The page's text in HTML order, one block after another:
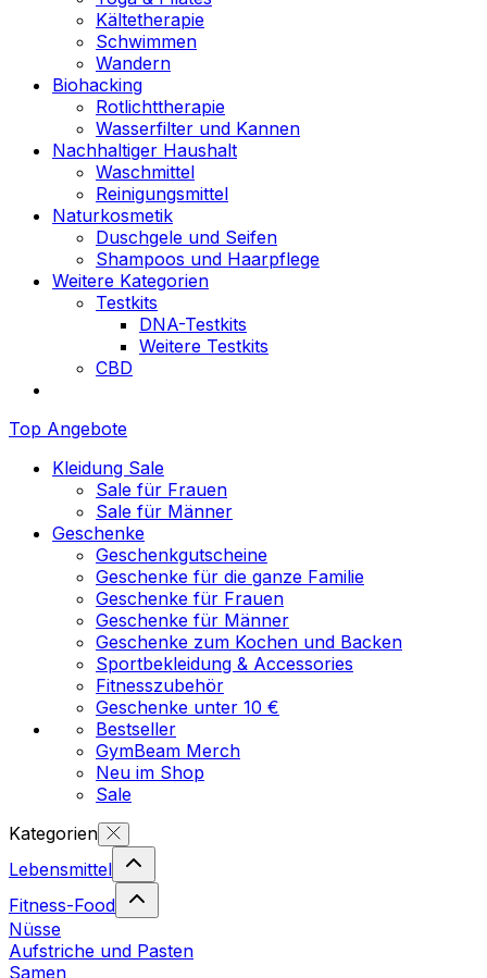
Kältetherapie
Schwimmen
Wandern
Biohacking
Rotlichttherapie
Wasserfilter und Kannen
Nachhaltiger Haushalt
Waschmittel
Reinigungsmittel
Naturkosmetik
Duschgele und Seifen
Shampoos und Haarpflege
Weitere Kategorien
Testkits
DNA-Testkits
Weitere Testkits
CBD
Top Angebote
Kleidung Sale
Sale für Frauen
Sale für Männer
Geschenke
Geschenkgutscheine
Geschenke für die ganze Familie
Geschenke für Frauen
Geschenke für Männer
Geschenke zum Kochen und Backen
Sportbekleidung & Accessories
Fitnesszubehör
Geschenke unter 10 €
Bestseller
GymBeam Merch
Neu im Shop
Sale
Kategorien
Lebensmittel
Fitness-Food
Nüsse
Aufstriche und Pasten
Samen